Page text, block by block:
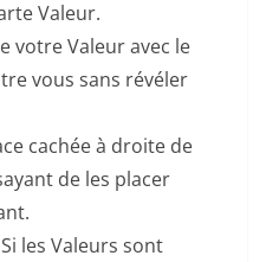
Valeur.
votre Valeur avec le
vous sans révéler
cachée à droite de
de les placer
les Valeurs sont